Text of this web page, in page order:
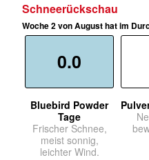
Schneerückschau
Woche 2 von August hat im
0.0
Bluebird Powder
Tage
Frischer Schnee,
meist sonnig,
leichter Wind.